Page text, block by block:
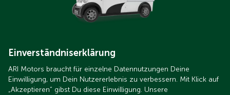
Einverständniserklärung
ARI Motors braucht für einzelne Datennutzungen Deine
Einwilligung, um Dein Nutzererlebnis zu verbessern. Mit Klick auf
„Akzeptieren“ gibst Du diese Einwilligung. Unsere